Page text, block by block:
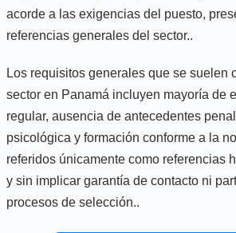
acorde a las exigencias del puesto,
referencias generales del sector..
Los requisitos generales que se suelen
sector en Panamá incluyen mayoría de
regular, ausencia de antecedentes
psicológica y formación conforme a la
referidos únicamente como referencias
y sin implicar garantía de contacto ni
procesos de selección..